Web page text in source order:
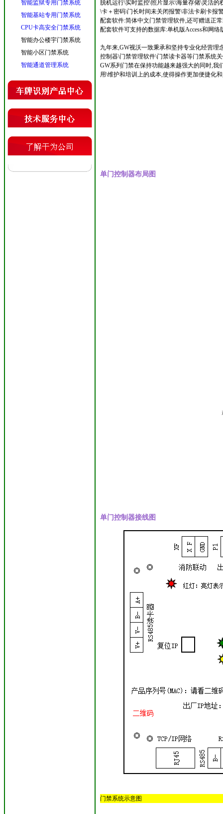
智能监狱专用门禁系统
智能基站专用门禁系统
CPU卡高安全门禁系统
智能办公楼宇门禁系统
智能小区门禁系统
智能通道管理系统
脱机运行\实时监控\照片显示\海量存储\灵活
\卡＋密码\门长时间未关闭报警\非法卡刷卡报
配套软件:简体中文门禁管理软件,还可赠送正
配套软件可支持的数据库:单机版Access和网络
九年来,GW视沃一致秉承和坚持专业化经营
控制器\门禁管理软件\门禁读卡器等门禁系统
GW系列门禁在保持功能越来越强大的同时,我
用\维护和培训上的成本,使得操作更加便捷化
单门控制器布局图
单门控制器接线图
门禁系统示意图